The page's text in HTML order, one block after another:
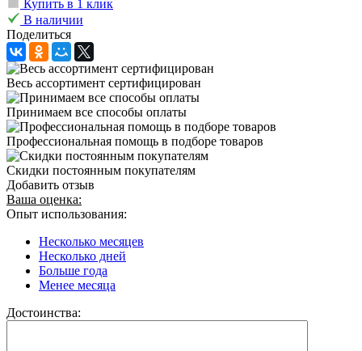
Купить в 1 клик
В наличии
Поделиться
Весь ассортимент сертифицирован
Принимаем все способы оплаты
Профессиональная помощь в подборе товаров
Скидки постоянным покупателям
Добавить отзыв
Ваша оценка:
Опыт использования:
Несколько месяцев
Несколько дней
Больше года
Менее месяца
Достоинства: